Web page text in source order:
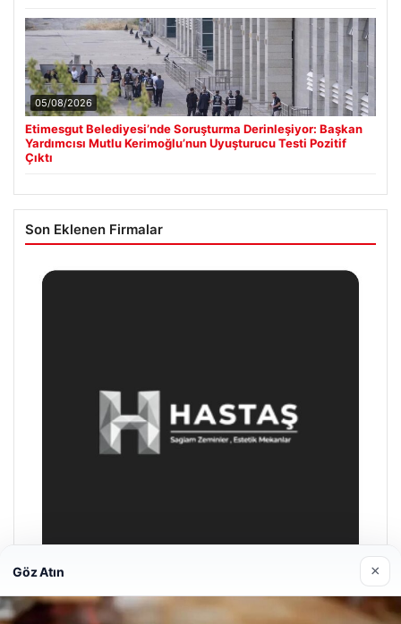
05/08/2026
Etimesgut Belediyesi’nde Soruşturma Derinleşiyor: Başkan
Yardımcısı Mutlu Kerimoğlu’nun Uyuşturucu Testi Pozitif
Çıktı
Son Eklenen Firmalar
Göz Atın ×